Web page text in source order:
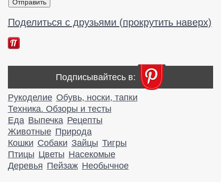
Поделиться с друзьями (прокрутить наверх)
Подписывайтесь в:
Рукоделие Обувь, носки, тапки
Техника. Обзоры и тесты
Еда Выпечка Рецепты
Животные Природа
Кошки Собаки Зайцы Тигры
Птицы Цветы Насекомые
Деревья Пейзаж Необычное